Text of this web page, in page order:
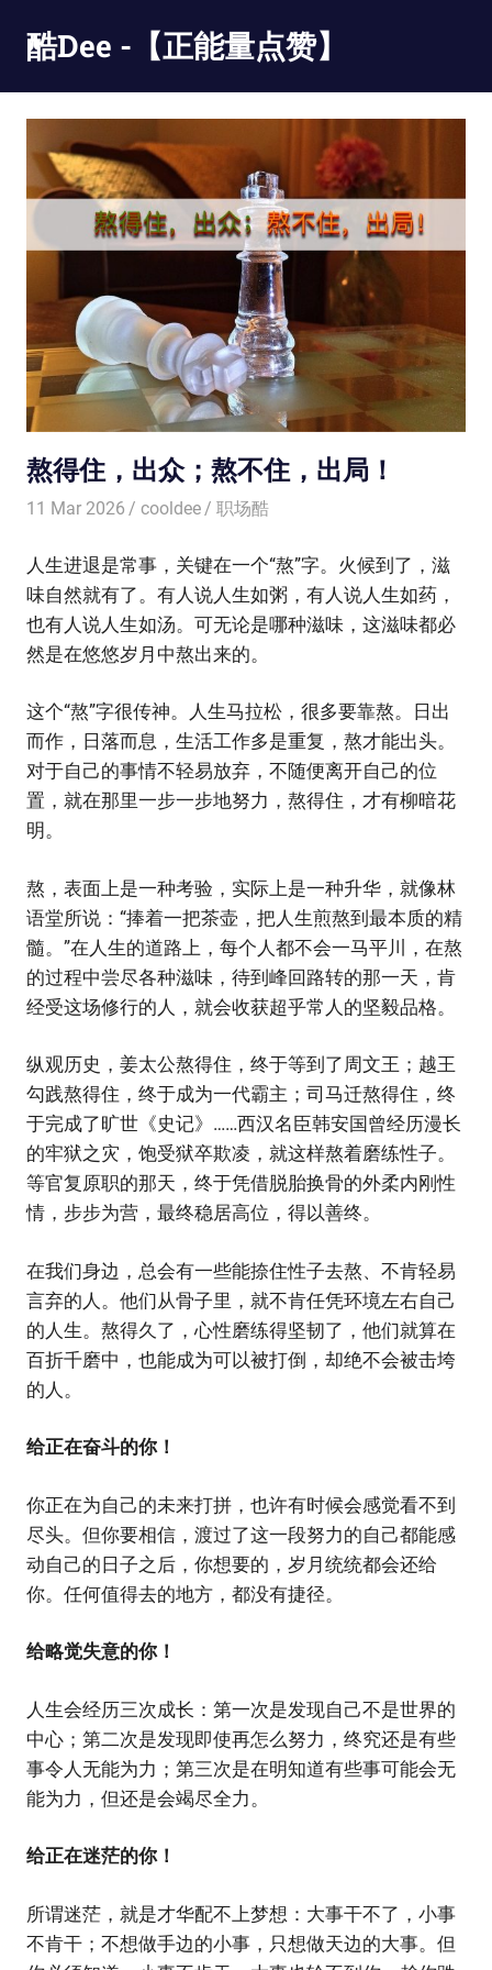
content
酷Dee -【正能量点赞】
酷
有
酷
熬得住，出众；熬不住，出局！
11 Mar 2026 cooldee 职场酷
人生进退是常事，关键在一个“熬”字。火候到了，滋
味自然就有了。有人说人生如粥，有人说人生如药，
也有人说人生如汤。可无论是哪种滋味，这滋味都必
然是在悠悠岁月中熬出来的。
这个“熬”字很传神。人生马拉松，很多要靠熬。日出
而作，日落而息，生活工作多是重复，熬才能出头。
对于自己的事情不轻易放弃，不随便离开自己的位
置，就在那里一步一步地努力，熬得住，才有柳暗花
明。
熬，表面上是一种考验，实际上是一种升华，就像林
语堂所说：“捧着一把茶壶，把人生煎熬到最本质的精
髓。”在人生的道路上，每个人都不会一马平川，在熬
的过程中尝尽各种滋味，待到峰回路转的那一天，肯
经受这场修行的人，就会收获超乎常人的坚毅品格。
纵观历史，姜太公熬得住，终于等到了周文王；越王
勾践熬得住，终于成为一代霸主；司马迁熬得住，终
于完成了旷世《史记》……西汉名臣韩安国曾经历漫长
的牢狱之灾，饱受狱卒欺凌，就这样熬着磨练性子。
等官复原职的那天，终于凭借脱胎换骨的外柔内刚性
情，步步为营，最终稳居高位，得以善终。
在我们身边，总会有一些能捺住性子去熬、不肯轻易
言弃的人。他们从骨子里，就不肯任凭环境左右自己
的人生。熬得久了，心性磨练得坚韧了，他们就算在
百折千磨中，也能成为可以被打倒，却绝不会被击垮
的人。
给正在奋斗的你！
你正在为自己的未来打拼，也许有时候会感觉看不到
尽头。但你要相信，渡过了这一段努力的自己都能感
动自己的日子之后，你想要的，岁月统统都会还给
你。任何值得去的地方，都没有捷径。
给略觉失意的你！
人生会经历三次成长：第一次是发现自己不是世界的
中心；第二次是发现即使再怎么努力，终究还是有些
事令人无能为力；第三次是在明知道有些事可能会无
能为力，但还是会竭尽全力。
给正在迷茫的你！
所谓迷茫，就是才华配不上梦想：大事干不了，小事
不肯干；不想做手边的小事，只想做天边的大事。但